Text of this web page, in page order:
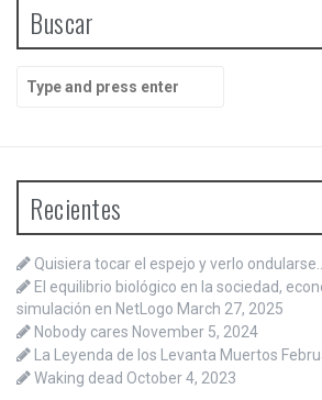
Buscar
for:
Recientes
Quisiera tocar el espejo y verlo ondularse…
El equilibrio biológico en la sociedad,
simulación en NetLogo March 27, 2025
Nobody cares November 5, 2024
La Leyenda de los Levanta Muertos
Waking dead October 4, 2023